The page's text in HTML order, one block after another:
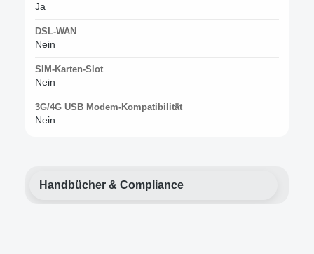
Ja
DSL-WAN
Nein
SIM-Karten-Slot
Nein
3G/4G USB Modem-Kompatibilität
Nein
Handbücher & Compliance